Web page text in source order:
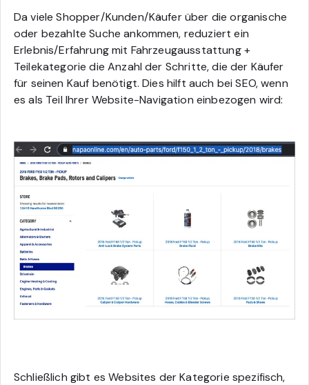
Da viele Shopper/Kunden/Käufer über die organische
oder bezahlte Suche ankommen, reduziert ein
Erlebnis/Erfahrung mit Fahrzeugausstattung +
Teilekategorie die Anzahl der Schritte, die der Käufer
für seinen Kauf benötigt. Dies hilft auch bei SEO, wenn
es als Teil Ihrer Website-Navigation einbezogen wird:
Schließlich gibt es Websites der Kategorie spezifisch,